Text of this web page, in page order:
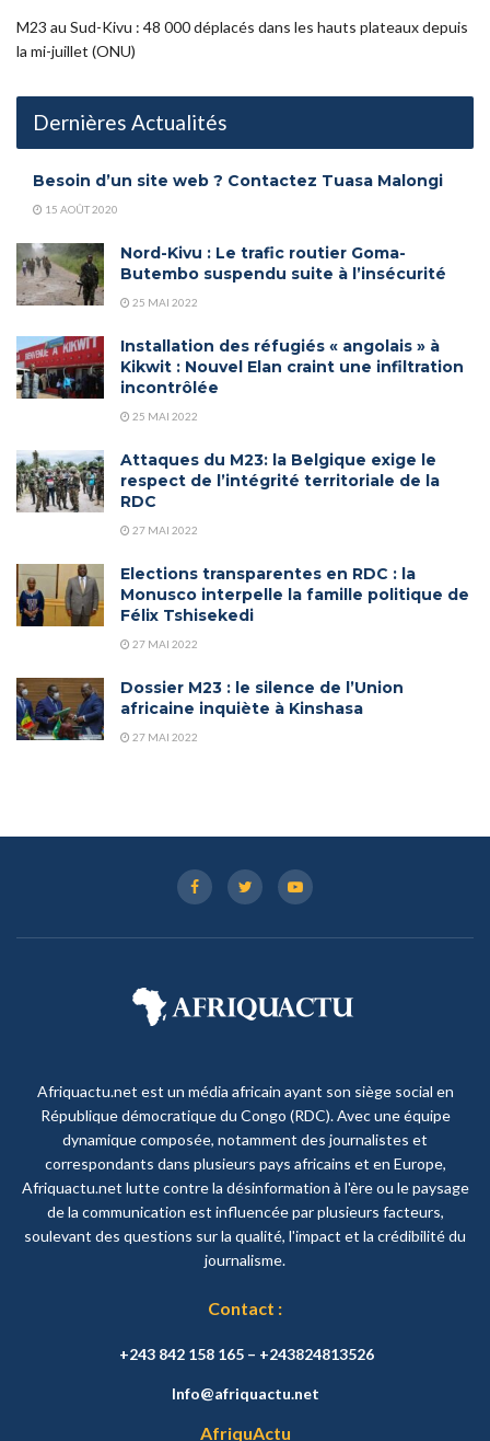
M23 au Sud-Kivu : 48 000 déplacés dans les hauts plateaux depuis
la mi-juillet (ONU)
Dernières Actualités
Besoin d’un site web ? Contactez Tuasa Malongi
15 AOÛT 2020
Nord-Kivu : Le trafic routier Goma-
Butembo suspendu suite à l’insécurité
25 MAI 2022
Installation des réfugiés « angolais » à
Kikwit : Nouvel Elan craint une infiltration
incontrôlée
25 MAI 2022
Attaques du M23: la Belgique exige le
respect de l’intégrité territoriale de la
RDC
27 MAI 2022
Elections transparentes en RDC : la
Monusco interpelle la famille politique de
Félix Tshisekedi
27 MAI 2022
Dossier M23 : le silence de l’Union
africaine inquiète à Kinshasa
27 MAI 2022
Afriquactu.net est un média africain ayant son siège social en
République démocratique du Congo (RDC). Avec une équipe
dynamique composée, notamment des journalistes et
correspondants dans plusieurs pays africains et en Europe,
Afriquactu.net lutte contre la désinformation à l'ère ou le paysage
de la communication est influencée par plusieurs facteurs,
soulevant des questions sur la qualité, l'impact et la crédibilité du
journalisme.
Contact :
+243 842 158 165 – +243824813526
Info@afriquactu.net
AfriquActu